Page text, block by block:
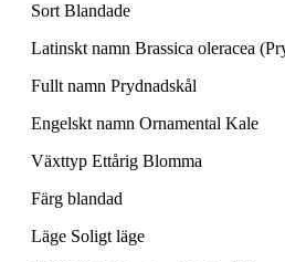
Sort Blandade
Latinskt namn Brassica oleracea
Fullt namn Prydnadskål
Engelskt namn Ornamental Kale
Växttyp Ettårig Blomma
Färg blandad
Läge Soligt läge